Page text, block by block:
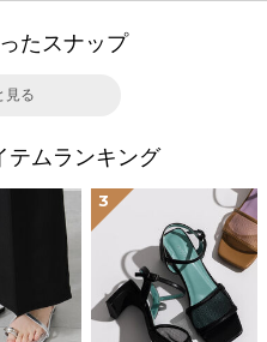
たスナップ
見る
テムランキング
3